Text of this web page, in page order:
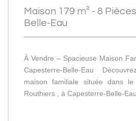
Maison 179 m² - 8
Belle-Eau
À Vendre – Spacieuse Maison
Capesterre-Belle-Eau
maison familiale située dans
Routhiers , à Capesterre-Belle-